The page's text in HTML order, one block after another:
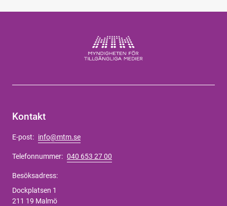
Kontakt
E-post: info@mtm.se
Telefonnummer: 040 653 27 00
Besöksadress:
Dockplatsen 1
211 19 Malmö